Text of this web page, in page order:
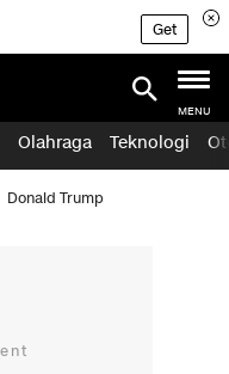
Get
MENU
Olahraga Teknologi
Donald Trump